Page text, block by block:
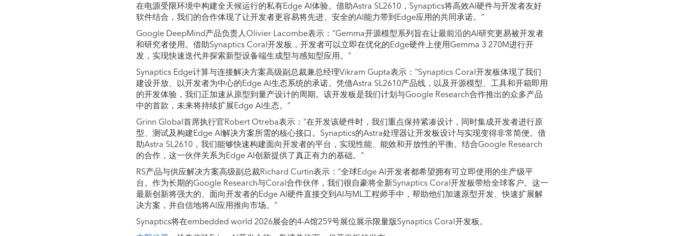
在电源受限环境中构建全天候运行的私有Edge AI体验。借助Astra SL2610，Synaptics将高效AI硬件与开发者友好
软件结合，我们的合作体现了让开发者更容易将先进、安全的AI能力带到Edge应用的共同承诺。”
Google DeepMind产品负责人Olivier Lacombe表示：“Gemma开源模型系列旨在让最前沿的AI研究更易被开发者
和研究者使用。借助Synaptics Coral开发板，开发者可以立即在优化的Edge硬件上使用Gemma 3 270M进行开
发，实现快速迭代并探索新型设备端生成型与感知型应用。”
Synaptics Edge计算与连接解决方案高级副总裁兼总经理Vikram Gupta表示：“Synaptics Coral开发板体现了我们
建设开放、以开发者为中心的Edge AI生态系统的承诺。凭借Astra SL2610产品线，以及开源模型、工具和开箱即用
的开发体验，我们正加速从原型到量产设计的周期。该开发板是我们计划与Google Research合作推出的众多产品
中的首款，未来将持续扩展Edge AI生态。”
Grinn Global首席执行官Robert Otreba表示：“在开发该硬件时，我们重点保持紧凑设计，同时集成开发者进行原
型、测试及构建Edge AI解决方案所需的核心接口。Synaptics的Astra处理器让开发板设计与实现变得非常简便。借
助Astra SL2610，我们能够快速构建面向开发者的平台，实现性能、能效和开放性的平衡。结合Google Research
的合作，这一伙伴关系为Edge AI创新提供了真正有力的基础。”
RS产品与供应解决方案高级副总裁Richard Curtin表示：“全球Edge AI开发者都希望拥有可立即使用的生产级平
台。作为长期的Google Research与Coral合作伙伴，我们很自豪将全新Synaptics Coral开发板带给全球客户。这一
最新创新将强大的、面向开发者的Edge AI硬件直接交到AI与ML工程师手中，帮助他们加速原型开发、快速扩展解
决方案，并自信地将AI应用推向市场。”
Synaptics将在embedded world 2026展会的4-A馆259号展位展示限量版Synaptics Coral开发板。